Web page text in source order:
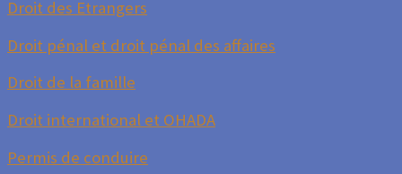
Droit des Etrangers
Droit pénal et droit pénal des affaires
Droit de la famille
Droit international et OHADA
Permis de conduire